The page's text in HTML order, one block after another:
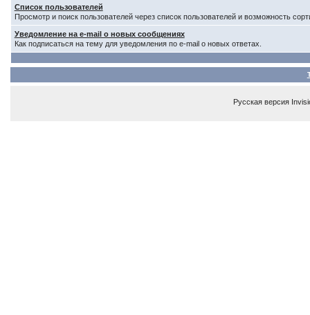
Список пользователей
Просмотр и поиск пользователей через список пользователей и возможность
Уведомление на e-mail о новых сообщениях
Как подписаться на тему для уведомления по e-mail о новых ответах.
Русская версия